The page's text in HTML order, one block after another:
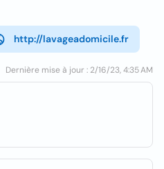
http://lavageadomicile.fr
Dernière mise à jour : 2/16/23, 4:35 AM